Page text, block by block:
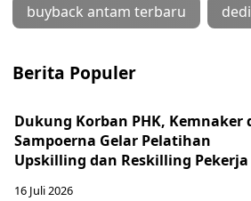
buyback antam terbaru
Berita Populer
Dukung Korban PHK, Kemnaker
Sampoerna Gelar Pelatihan
Upskilling dan Reskilling Pekerja
16 Juli 2026